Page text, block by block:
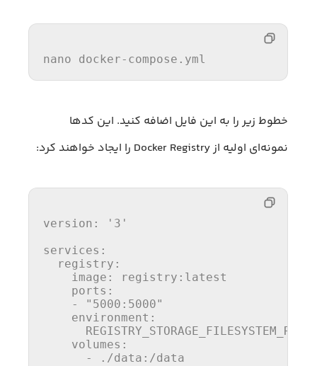
nano docker-compose.yml
خطوط زیر را به این فایل اضافه کنید. این کدها
نمونه‌ای اولیه از Docker Registry را ایجاد خواهند کرد:
version:
'3'
services:
  registry:
    image:
    ports:
    -
"5000:5000"
    environment:
    volumes:
      - ./data:/data